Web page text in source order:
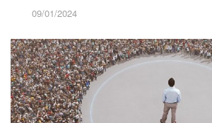
09/01/2024